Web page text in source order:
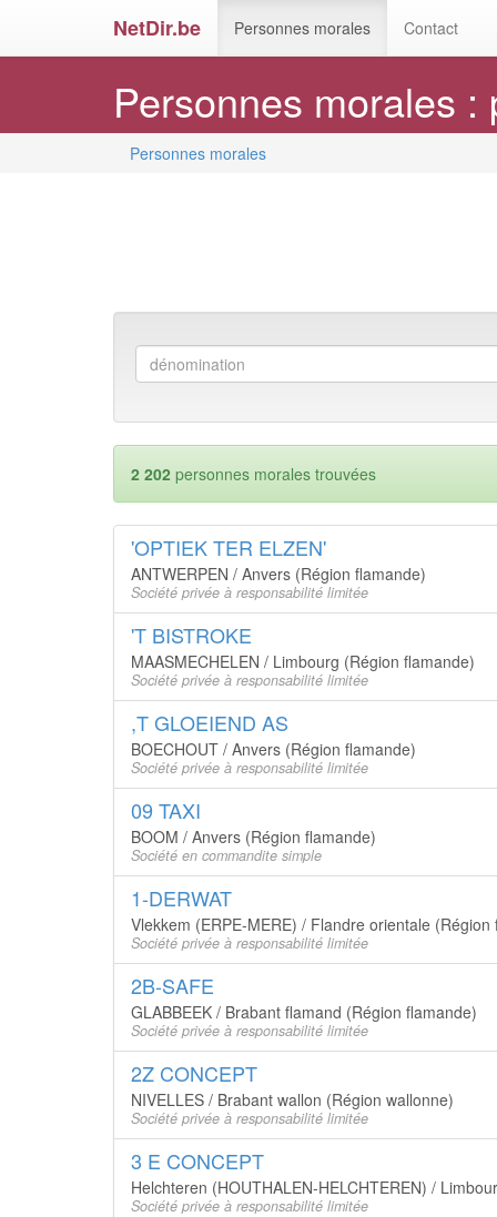
NetDir.be Personnes morales Contact
Personnes morales
Personnes morales
2 202 personnes morales trouvées
'OPTIEK TER ELZEN'
ANTWERPEN / Anvers (Région flamande)
Société privée à responsabilité limitée
'T BISTROKE
MAASMECHELEN / Limbourg (Région flamande)
Société privée à responsabilité limitée
,T GLOEIEND AS
BOECHOUT / Anvers (Région flamande)
Société privée à responsabilité limitée
09 TAXI
BOOM / Anvers (Région flamande)
Société en commandite simple
1-DERWAT
Vlekkem (ERPE-MERE) / Flandre orientale (Région
Société privée à responsabilité limitée
2B-SAFE
GLABBEEK / Brabant flamand (Région flamande)
Société privée à responsabilité limitée
2Z CONCEPT
NIVELLES / Brabant wallon (Région wallonne)
Société privée à responsabilité limitée
3 E CONCEPT
Helchteren (HOUTHALEN-HELCHTEREN) /
Société privée à responsabilité limitée